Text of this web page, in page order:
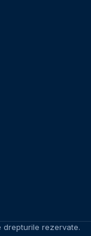
drepturile rezervate.